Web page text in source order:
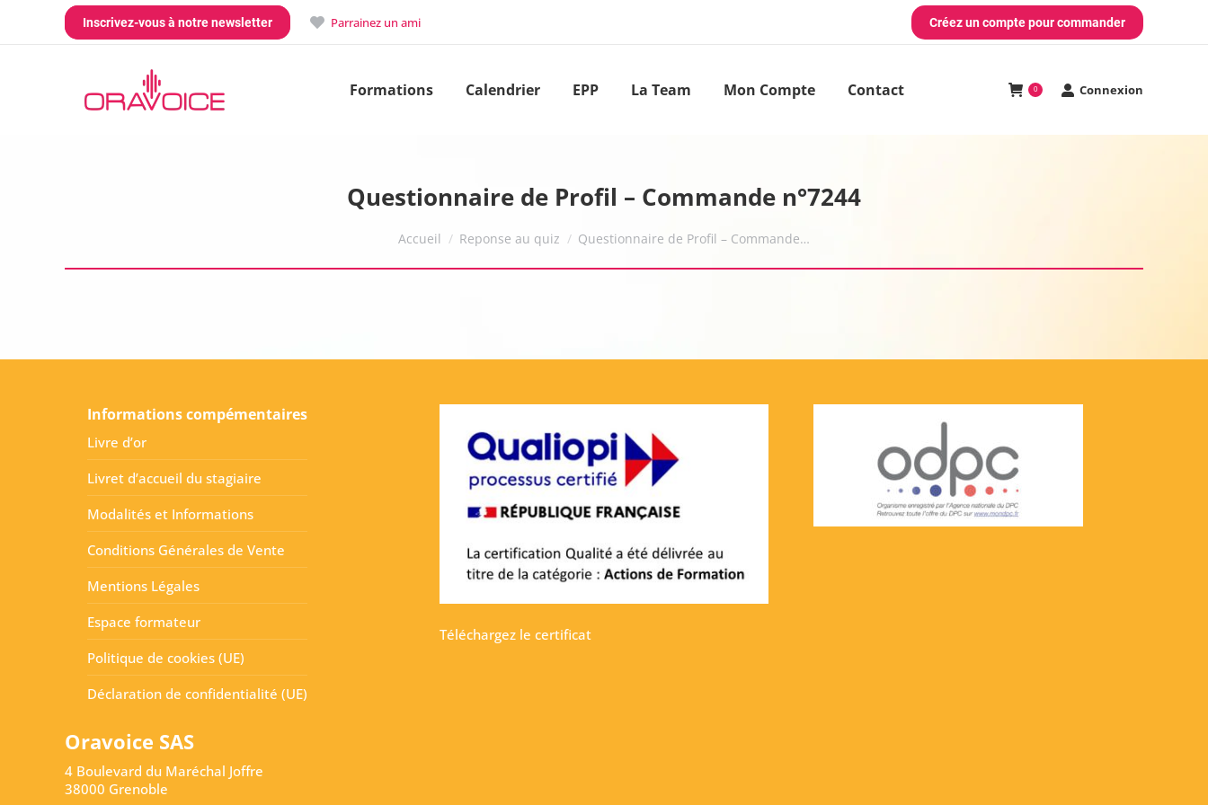
Inscrivez-vous à notre newsletter Parrainez un ami Créez un compte pour commander
Formations Calendrier EPP La Team Mon Compte Contact 0 Connexion
Questionnaire de Profil – Commande n°7244
Vous êtes ici :
Accueil Reponse au quiz Questionnaire de Profil – Commande…
Informations compémentaires
Livre d’or
Livret d’accueil du stagiaire
Modalités et Informations
Conditions Générales de Vente
Mentions Légales
Espace formateur
Politique de cookies (UE)
Déclaration de confidentialité (UE)
Oravoice SAS
4 Boulevard du Maréchal Joffre
38000 Grenoble
Téléchargez le certificat